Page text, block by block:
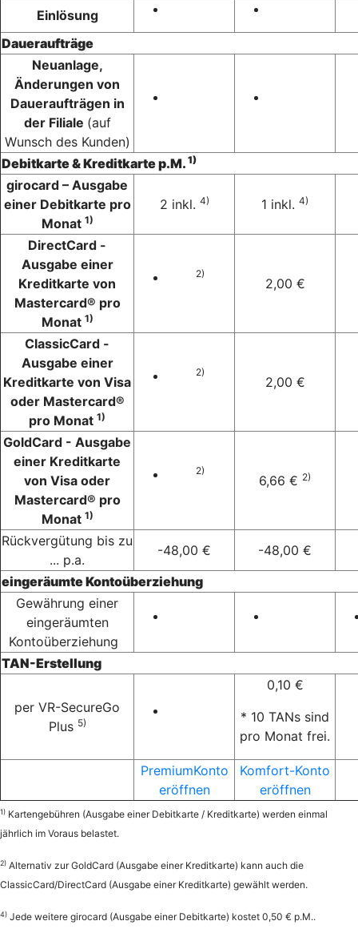
Einlösung
Daueraufträge
Neuanlage,
Änderungen von
Daueraufträgen in
der Filiale (auf
Wunsch des Kunden)
Debitkarte & Kreditkarte p.M. 1)
girocard – Ausgabe
einer Debitkarte pro
Monat 1)
2 inkl. 4) 1 inkl. 4)
DirectCard -
Ausgabe einer
Kreditkarte von
Mastercard® pro
Monat 1)
2)
2,00 €
ClassicCard -
Ausgabe einer
Kreditkarte von Visa
oder Mastercard®
pro Monat 1)
2)
2,00 €
GoldCard - Ausgabe
einer Kreditkarte
von Visa oder
Mastercard® pro
Monat 1)
2)
6,66 € 2)
Rückvergütung bis zu
... p.a.
-48,00 €
-48,00 €
eingeräumte Kontoüberziehung
Gewährung einer
eingeräumten
Kontoüberziehung
TAN-Erstellung
per VR-SecureGo
Plus 5)
0,10 €
* 10 TANs sind
pro Monat frei.
PremiumKonto
eröffnen
Komfort-Konto
eröffnen
1) Kartengebühren (Ausgabe einer Debitkarte / Kreditkarte) werden einmal
jährlich im Voraus belastet.
2) Alternativ zur GoldCard (Ausgabe einer Kreditkarte) kann auch die
ClassicCard/DirectCard (Ausgabe einer Kreditkarte) gewählt werden.
4) Jede weitere girocard (Ausgabe einer Debitkarte) kostet 0,50 € p.M..